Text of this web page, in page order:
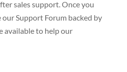
sales support. Once you
ourSupport Forumbacked by
available to help our